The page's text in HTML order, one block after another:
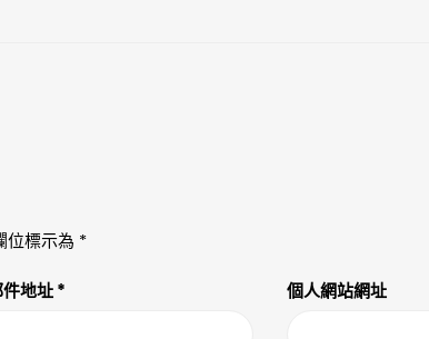
位標示為 *
地址* 個人網站網址